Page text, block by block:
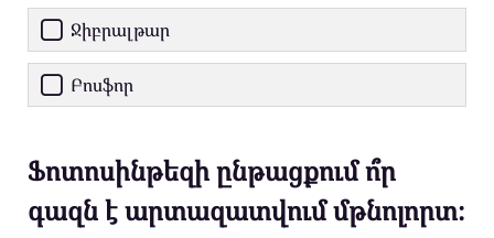
Ջիբրալթար
Բոսֆոր
Ֆոտոսինթեզի ընթացքում ո՞ր
գազն է արտազատվում մթնոլորտ։